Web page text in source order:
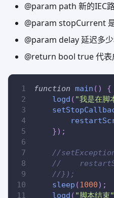
@param path 新的IEC
@param stopCurrent
@param delay 延迟多
@return bool true 代表
function main ( )
{
logd ( "我是在脚
}) ;
//
//
//});
sleep (1000) ;
logd ( "脚本结束"